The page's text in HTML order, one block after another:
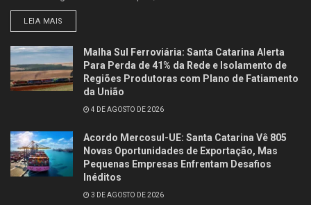
LEIA MAIS
Malha Sul Ferroviária: Santa Catarina Alerta
Para Perda de 41% da Rede e Isolamento de
Regiões Produtoras com Plano de Fatiamento
da União
4 DE AGOSTO DE 2026
Acordo Mercosul-UE: Santa Catarina Vê 805
Novas Oportunidades de Exportação, Mas
Pequenas Empresas Enfrentam Desafios
Inéditos
3 DE AGOSTO DE 2026